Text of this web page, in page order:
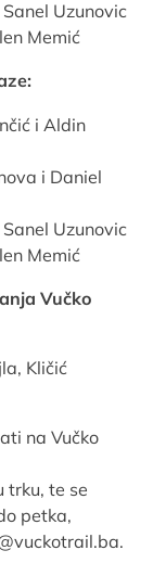
Uzunovic
Memić
i Aldin
i Daniel
Uzunovic
Memić
Vučko
Kličić
na Vučko
trku, te se
petka,